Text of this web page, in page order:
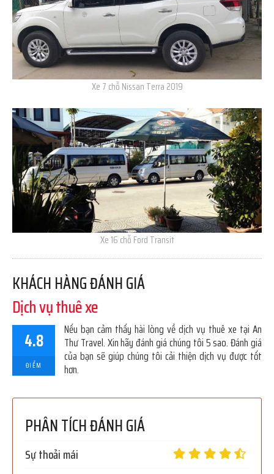
Xe 7 chỗ Nissan Terra 2019
Xe 16 chỗ Ford Transit
KHÁCH HÀNG ĐÁNH GIÁ
Dịch vụ thuê xe
4.8
ĐIỂM
Nếu bạn cảm thấy hài lòng về dịch vụ thuê xe tại An
Thư Travel. Xin hãy đánh giá chúng tôi 5 sao. Đánh giá
của bạn sẽ giúp chúng tôi cải thiện dịch vụ được tốt
hơn.
PHÂN TÍCH ĐÁNH GIÁ
Sự thoải mái